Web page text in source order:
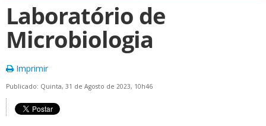
Laboratório de
Microbiologia
Imprimir
Publicado: Quinta, 31 de Agosto de 2023, 10h46